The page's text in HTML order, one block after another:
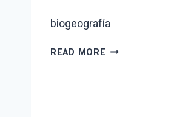
biogeografía
READ MORE BIOGEOGRAPHY